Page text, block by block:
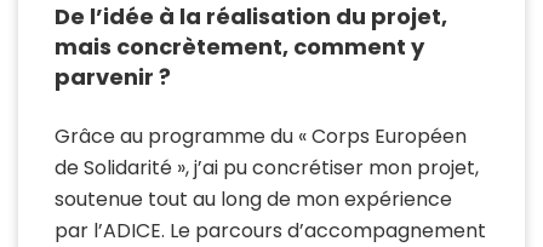
De l’idée à la réalisation du projet,
mais concrètement, comment y
parvenir ?
Grâce au programme du « Corps Européen
de Solidarité », j’ai pu concrétiser mon projet,
soutenue tout au long de mon expérience
par l’ADICE. Le parcours d’accompagnement